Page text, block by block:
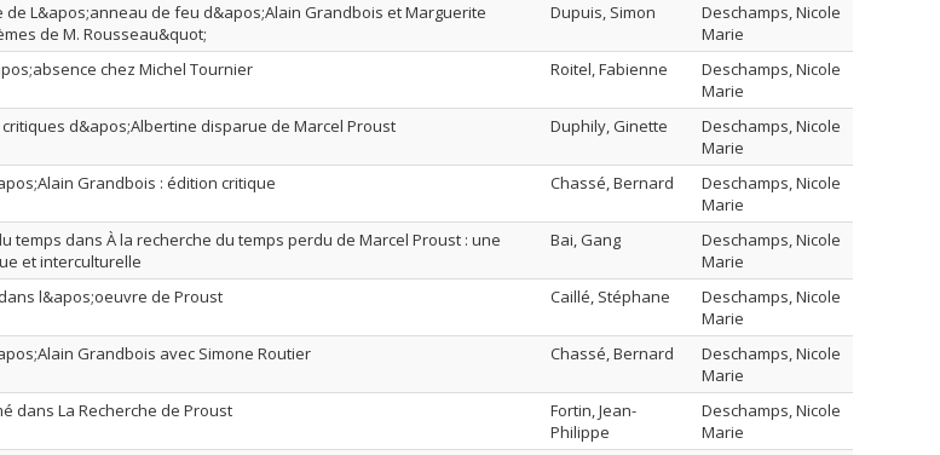
de L&apos;anneau de feu d&apos;Alain Grandbois et Marguerite
de M. Rousseau&quot;
Dupuis, Simon
Deschamps, Nicole
Marie
chez Michel Tournier Roitel, Fabienne
Deschamps, Nicole
Marie
d&apos;Albertine disparue de Marcel Proust Duphily, Ginette
Deschamps, Nicole
Marie
Grandbois : édition critique Chassé, Bernard
Deschamps, Nicole
Marie
temps dans À la recherche du temps perdu de Marcel Proust : une
et interculturelle
Bai, Gang
Deschamps, Nicole
Marie
l&apos;oeuvre de Proust Caillé, Stéphane
Deschamps, Nicole
Marie
Grandbois avec Simone Routier Chassé, Bernard
Deschamps, Nicole
Marie
dans La Recherche de Proust
Fortin, Jean-
Philippe
Deschamps, Nicole
Marie